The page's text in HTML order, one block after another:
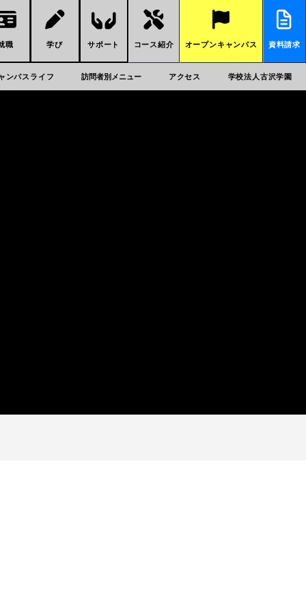
職 学び サポート コース紹介 オープンキャンパス 資料請求
ンパスライフ 訪問者別メニュー アクセス 学校法人古沢学園